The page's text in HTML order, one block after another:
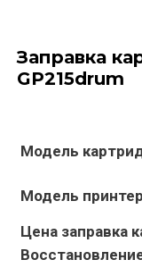
Заправка
GP215drum
Модель
Модель
Цена заправка